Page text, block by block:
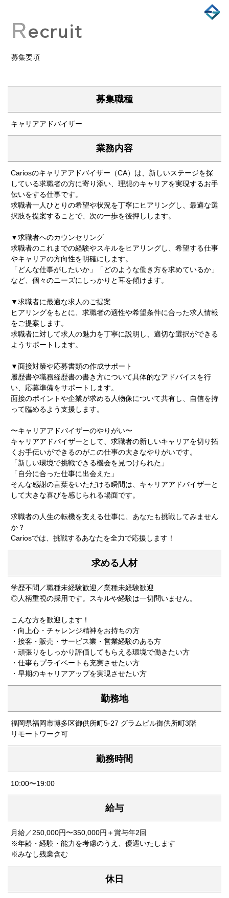
Recruit
募集要項
募集職種
キャリアアドバイザー
業務内容
Cariosのキャリアアドバイザー（CA）は、新しいステージを探
している求職者の方に寄り添い、理想のキャリアを実現するお手
伝いをする仕事です。
求職者一人ひとりの希望や状況を丁寧にヒアリングし、最適な選
択肢を提案することで、次の一歩を後押しします。
▼求職者へのカウンセリング
求職者のこれまでの経験やスキルをヒアリングし、希望する仕事
やキャリアの方向性を明確にします。
「どんな仕事がしたいか」「どのような働き方を求めているか」
など、個々のニーズにしっかりと耳を傾けます。
▼求職者に最適な求人のご提案
ヒアリングをもとに、求職者の適性や希望条件に合った求人情報
をご提案します。
求職者に対して求人の魅力を丁寧に説明し、適切な選択ができる
ようサポートします。
▼面接対策や応募書類の作成サポート
履歴書や職務経歴書の書き方について具体的なアドバイスを行
い、応募準備をサポートします。
面接のポイントや企業が求める人物像について共有し、自信を持
って臨めるよう支援します。
〜キャリアアドバイザーのやりがい〜
キャリアアドバイザーとして、求職者の新しいキャリアを切り拓
くお手伝いができるのがこの仕事の大きなやりがいです。
「新しい環境で挑戦できる機会を見つけられた」
「自分に合った仕事に出会えた」
そんな感謝の言葉をいただける瞬間は、キャリアアドバイザーと
して大きな喜びを感じられる場面です。
求職者の人生の転機を支える仕事に、あなたも挑戦してみません
か？
Cariosでは、挑戦するあなたを全力で応援します！
求める人材
学歴不問／職種未経験歓迎／業種未経験歓迎
◎人柄重視の採用です。スキルや経験は一切問いません。
こんな方を歓迎します！
・向上心・チャレンジ精神をお持ちの方
・接客・販売・サービス業・営業経験のある方
・頑張りをしっかり評価してもらえる環境で働きたい方
・仕事もプライベートも充実させたい方
・早期のキャリアアップを実現させたい方
勤務地
福岡県福岡市博多区御供所町5-27 グラムビル御供所町3階
リモートワーク可
勤務時間
10:00〜19:00
給与
月給／250,000円〜350,000円＋賞与年2回
※年齢・経験・能力を考慮のうえ、優遇いたします
※みなし残業含む
休日